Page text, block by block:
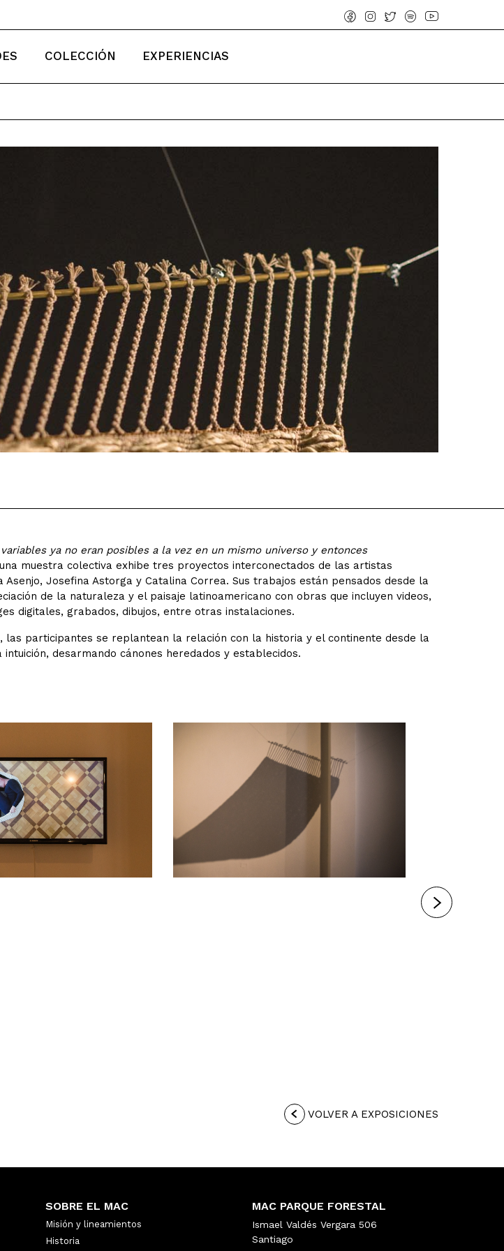
COLECCIÓN EXPERIENCIAS
ya no eran posibles a la vez en un mismo universo y entonces
muestra colectiva exhibe tres proyectos interconectados de las artistas
Asenjo, Josefina Astorga y Catalina Correa. Sus trabajos están pensados desde la
de la naturaleza y el paisaje latinoamericano con obras que incluyen videos,
digitales, grabados, dibujos, entre otras instalaciones.
las participantes se replantean la relación con la historia y el continente desde la
desarmando cánones heredados y establecidos.
VOLVER A EXPOSICIONES
SOBRE EL MAC
Misión y lineamientos
Historia
MAC PARQUE FORESTAL
Ismael Valdés Vergara 506
Santiago